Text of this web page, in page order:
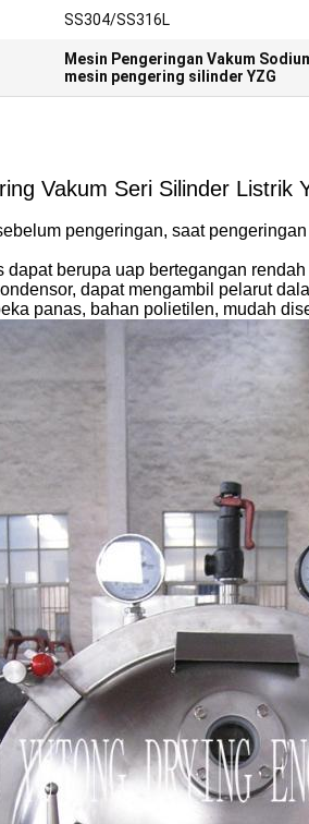
SS304/SS316L
Mesin Pengeringan Vakum
mesin pengering silinder YZG
Vakum Seri Silinder Listrik
pengeringan, saat
dapat berupa uap bertegangan
dapat mengambil pelarut
panas, bahan polietilen, mudah